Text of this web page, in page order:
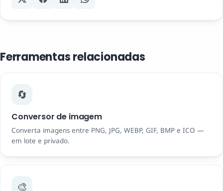
Ferramentas relacionadas
🔄
Conversor de imagem
Converta imagens entre PNG, JPG, WEBP, GIF, BMP e ICO —
em lote e privado.
🎨